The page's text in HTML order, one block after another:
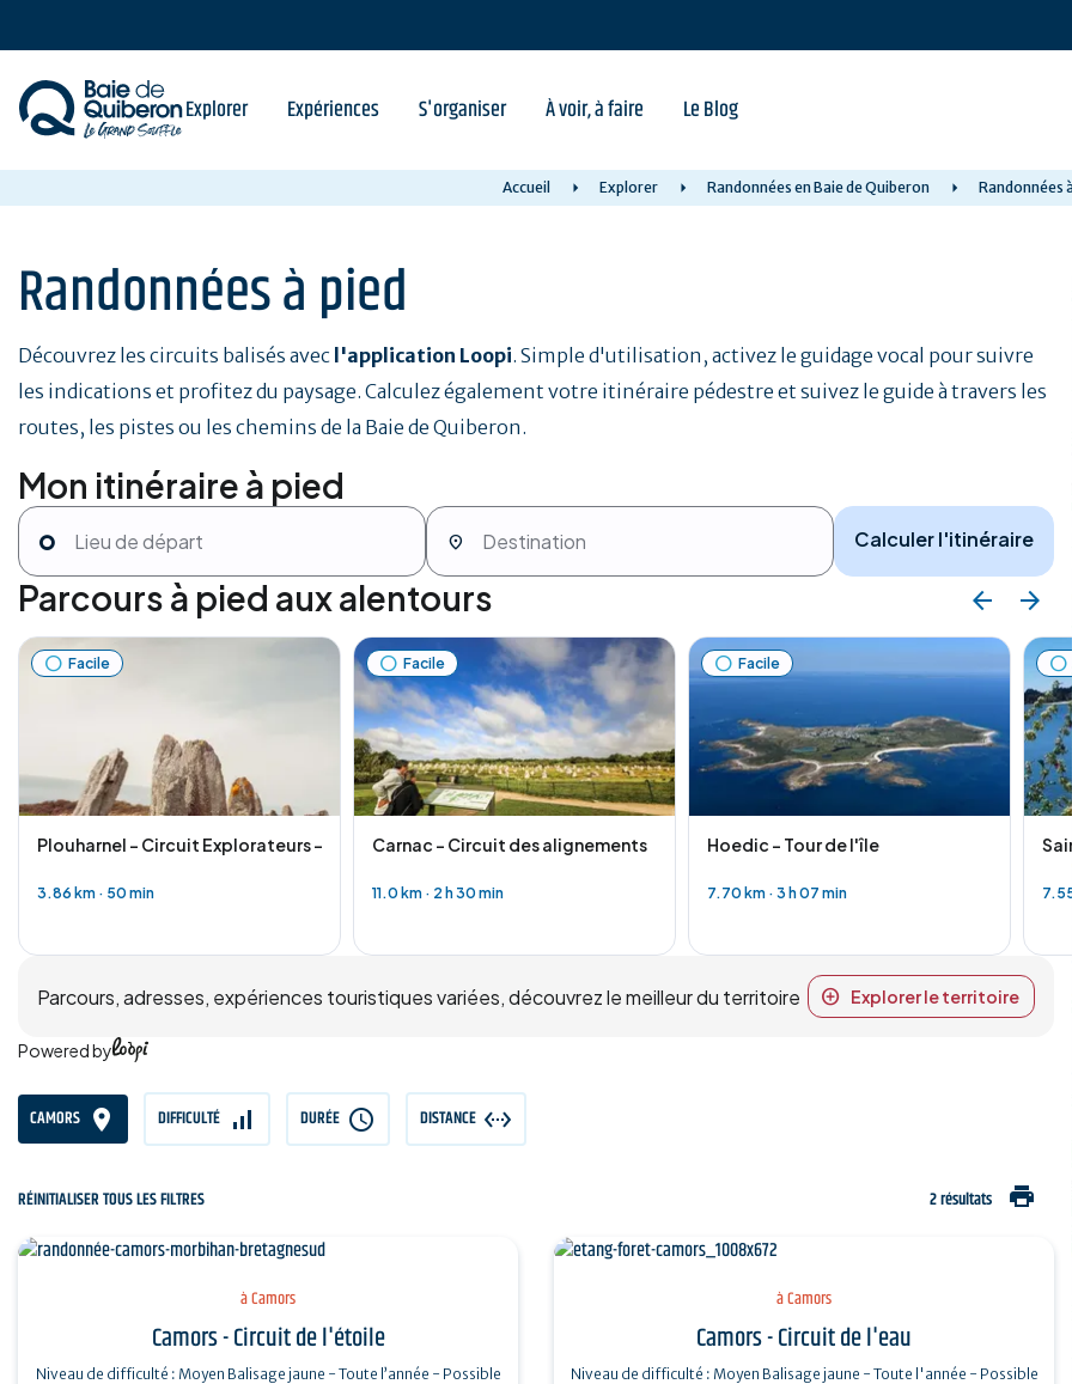
principal
Explorer Expériences S'organiser À voir, à faire Le Blog
Accueil Explorer Randonnées en Baie de Quiberon Randonnées
Randonnées à pied
Découvrez les circuits balisés avec l'application Loopi. Simple d'utilisation, activez le guidage vocal pour suivre
les indications et profitez du paysage. Calculez également votre itinéraire pédestre et suivez le guide à travers les
routes, les pistes ou les chemins de la Baie de Quiberon.
Mon itinéraire à pied
Calculer l'itinéraire
Parcours à pied aux alentours
Facile
Plouharnel - Circuit Explorateurs - À la découverte des mégalithes
3.86 km · 50 min
Facile
Carnac - Circuit des alignements
11.0 km · 2 h 30 min
Facile
Hoedic - Tour de l'île
7.70 km · 3 h 07 min
Parcours, adresses, expériences touristiques variées, découvrez le meilleur du territoire Explorer le territoire
Powered by
CAMORS DIFFICULTÉ DURÉE DISTANCE
RÉINITIALISER TOUS LES FILTRES 2 résultats print
à Camors
Camors - Circuit de l'étoile
Niveau de difficulté : Moyen Balisage jaune - Toute l’année - Possible
à Camors
Camors - Circuit de l'eau
Niveau de difficulté : Moyen Balisage jaune - Toute l'année - Possible